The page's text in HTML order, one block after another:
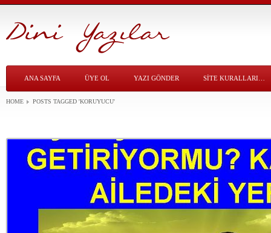
ANA SAYFA ÜYE OL YAZI GÖNDER SITE KURALLARI…
HOME POSTS TAGGED 'KORUYUCU'